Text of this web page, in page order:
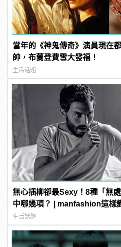
當年的《神鬼傳奇》演員現在
帥，布蘭登費雪大發福！
生活話題
無心插柳卻最Sexy！8種「無
中哪幾項？ | manfashion這樣
生活話題